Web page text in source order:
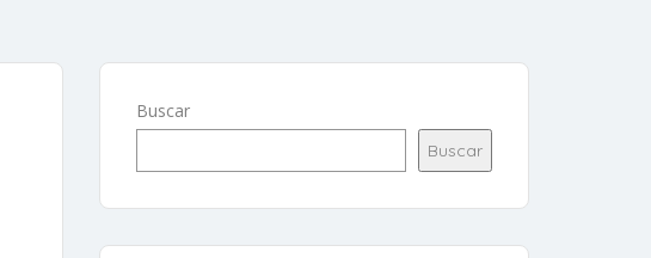
Buscar
Buscar